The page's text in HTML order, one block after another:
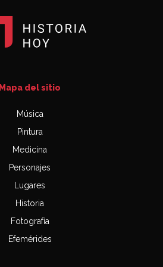
Mapa del sitio
Música
Pintura
Medicina
Personajes
Lugares
Historia
Fotografía
Efemérides